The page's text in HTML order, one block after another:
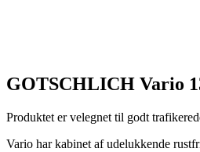
GOTSCHLICH Vario
Produktet er velegnet til godt
Vario har kabinet af udelukkende